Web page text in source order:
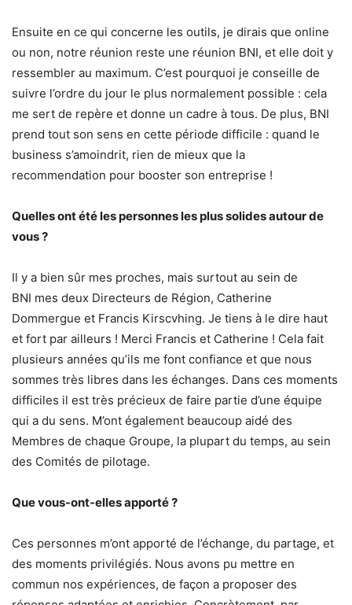
Ensuite en ce qui concerne les outils, je dirais que online
ou non, notre réunion reste une réunion BNI, et elle doit y
ressembler au maximum. C’est pourquoi je conseille de
suivre l’ordre du jour le plus normalement possible : cela
me sert de repère et donne un cadre à tous. De plus, BNI
prend tout son sens en cette période difficile : quand le
business s’amoindrit, rien de mieux que la
recommendation pour booster son entreprise !
Quelles ont été les personnes les plus solides autour de
vous ?
Il y a bien sûr mes proches, mais surtout au sein de
BNI mes deux Directeurs de Région, Catherine
Dommergue et Francis Kirscvhing. Je tiens à le dire haut
et fort par ailleurs ! Merci Francis et Catherine ! Cela fait
plusieurs années qu’ils me font confiance et que nous
sommes très libres dans les échanges. Dans ces moments
difficiles il est très précieux de faire partie d’une équipe
qui a du sens. M’ont également beaucoup aidé des
Membres de chaque Groupe, la plupart du temps, au sein
des Comités de pilotage.
Que vous-ont-elles apporté ?
Ces personnes m’ont apporté de l’échange, du partage, et
des moments privilégiés. Nous avons pu mettre en
commun nos expériences, de façon a proposer des